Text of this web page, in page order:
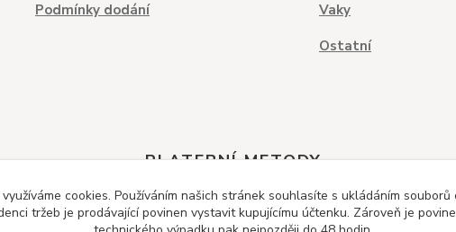
Podmínky dodání
Vaky
Ostatní
PLATEBNÍ METODY
cookies. Používáním našich stránek souhlasíte s ukládáním
tržeb je prodávající povinen vystavit kupujícímu účtenku. Zároveň je